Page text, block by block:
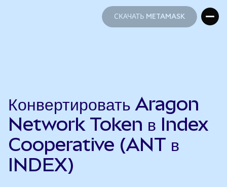
СКАЧАТЬ METAMASK
Конвертировать Aragon
Network Token в Index
Cooperative (ANT в
INDEX)